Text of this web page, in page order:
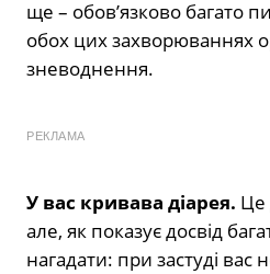
ще – обов’язково багато
обох цих захворюваннях
зневоднення.
РЕКЛАМА
У вас кривава діарея. Це
але, як показує досвід
нагадати: при застуді